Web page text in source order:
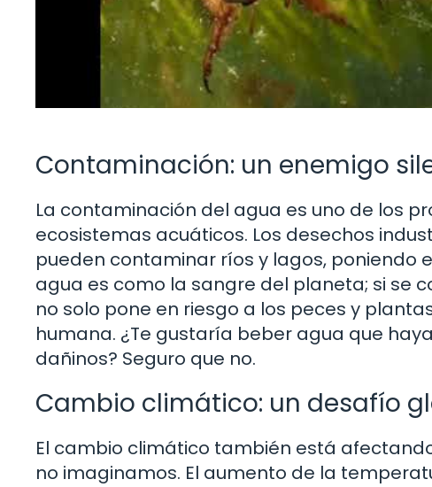
Contaminación: un enemigo
La contaminación del agua es uno de los
ecosistemas acuáticos. Los desechos
pueden contaminar ríos y lagos, poniendo
agua es como la sangre del planeta; si se
no solo pone en riesgo a los peces y
humana. ¿Te gustaría beber agua que
dañinos? Seguro que no.
Cambio climático: un desafío
El cambio climático también está
no imaginamos. El aumento de la